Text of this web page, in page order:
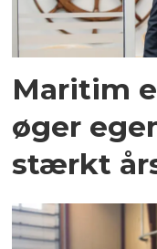
Maritim
øger
stærkt